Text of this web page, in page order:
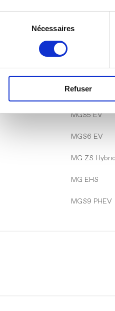
consentement
Nécessaires
Refuser
MG4 EV Urban
MGS5 EV
MGS6 EV
MG ZS
MG EHS
MGS9 PHEV